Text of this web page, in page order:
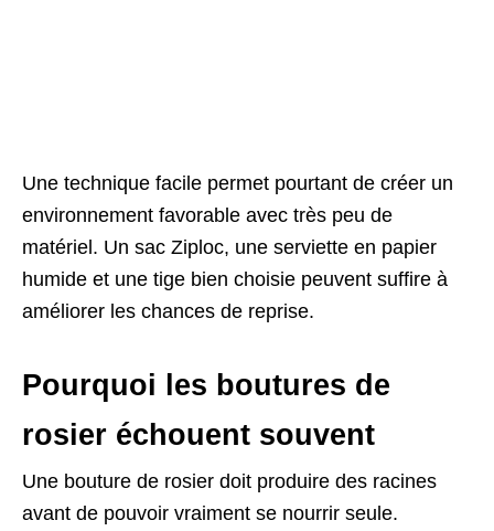
Une technique facile permet pourtant de créer un
environnement favorable avec très peu de
matériel. Un sac Ziploc, une serviette en papier
humide et une tige bien choisie peuvent suffire à
améliorer les chances de reprise.
Pourquoi les boutures de
rosier échouent souvent
Une bouture de rosier doit produire des racines
avant de pouvoir vraiment se nourrir seule.